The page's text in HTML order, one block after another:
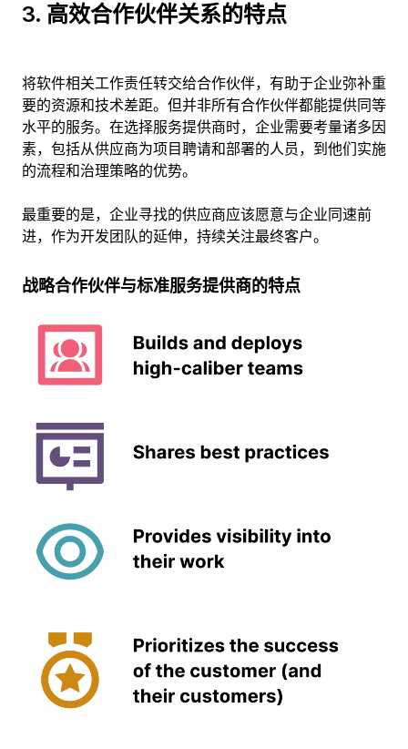
3. 高效合作伙伴关系的特点
将软件相关工作责任转交给合作伙伴，有助于企业弥补重
要的资源和技术差距。但并非所有合作伙伴都能提供同等
水平的服务。在选择服务提供商时，企业需要考量诸多因
素，包括从供应商为项目聘请和部署的人员，到他们实施
的流程和治理策略的优势。
最重要的是，企业寻找的供应商应该愿意与企业同速前
进，作为开发团队的延伸，持续关注最终客户。
战略合作伙伴与标准服务提供商的特点